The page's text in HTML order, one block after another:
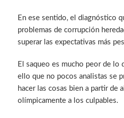
En ese sentido, el diagnóstico
problemas de corrupción
superar las expectativas más
El saqueo es mucho peor de lo
ello que no pocos analistas se
hacer las cosas bien a partir de
olímpicamente a los culpables.